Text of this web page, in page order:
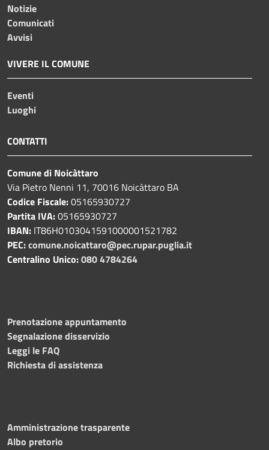
Notizie
Comunicati
Avvisi
VIVERE IL COMUNE
Eventi
Luoghi
CONTATTI
Comune di Noicàttaro
Via Pietro Nenni 11, 70016 Noicàttaro BA
Codice Fiscale:05165930727
Partita IVA:05165930727
IBAN: IT86H0103041591000001521782
PEC:comune.noicattaro@pec.rupar.puglia.it
Centralino Unico:080 4784264
Prenotazione appuntamento
Segnalazione disservizio
Leggi le FAQ
Richiesta di assistenza
Amministrazione trasparente
Albo pretorio